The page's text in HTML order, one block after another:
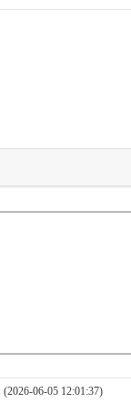
(2026-06-05 12:01:37)